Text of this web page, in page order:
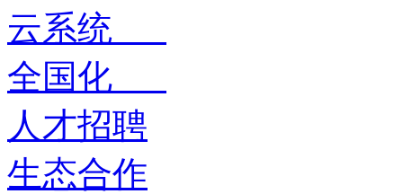
云系统
全国化
人才招聘
生态合作